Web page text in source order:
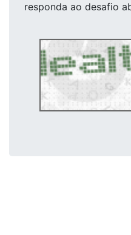
responda ao desafio